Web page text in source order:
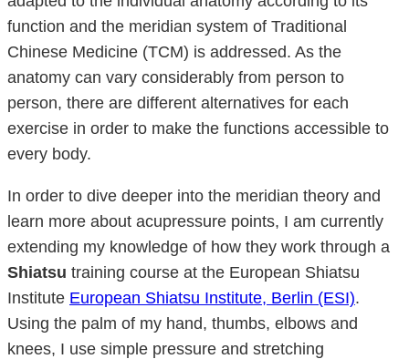
function and the meridian system of Traditional
Chinese Medicine (TCM) is addressed. As the
anatomy can vary considerably from person to
person, there are different alternatives for each
exercise in order to make the functions accessible to
every body.
In order to dive deeper into the meridian theory and
learn more about acupressure points, I am currently
extending my knowledge of how they work through a
Shiatsu training course at the European Shiatsu
Institute European Shiatsu Institute, Berlin (ESI).
Using the palm of my hand, thumbs, elbows and
knees, I use simple pressure and stretching